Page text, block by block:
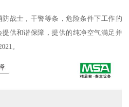
战士，干警等条，危险条件下工作的
供和谐保障，提供的纯净空气满足并
。